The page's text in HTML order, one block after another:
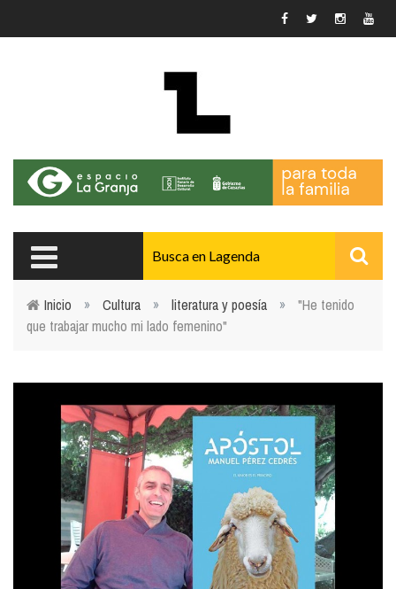
Usted está aquí
Inicio » Cultura » literatura y poesía »
"He tenido
que trabajar mucho mi lado femenino"